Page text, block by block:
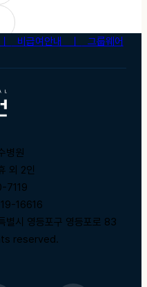
기
비급여안내 ㅣ
그룹웨어
병원
외 2인
7119
16616
별시 영등포구 영등포로 83
reserved.